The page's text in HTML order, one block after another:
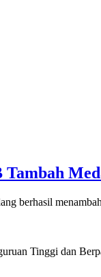
berhasil
Tinggi dan